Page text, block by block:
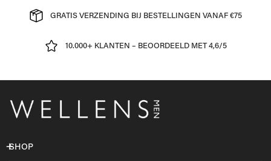
GRATIS VERZENDING BIJ BESTELLINGEN VANAF €75
10.000+ KLANTEN – BEOORDEELD MET 4,6/5
SHOP